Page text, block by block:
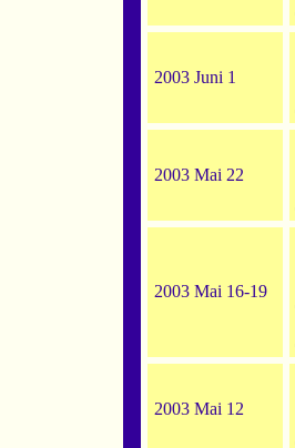
2003 Juni 1
2003 Mai 22
2003 Mai 16-19
2003 Mai 12